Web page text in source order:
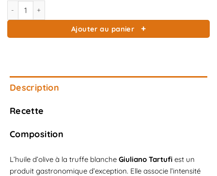
quantité de Huile d'olive Truffe blanche
Ajouter au panier
Description
Recette
Composition
L’huile d’olive à la truffe blanche Giuliano Tartufi est un
produit gastronomique d’exception. Elle associe l’intensité